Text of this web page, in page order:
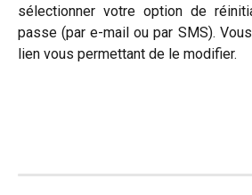
sélectionner votre option de
passe (par e-mail ou par SMS).
lien vous permettant de le modifier.